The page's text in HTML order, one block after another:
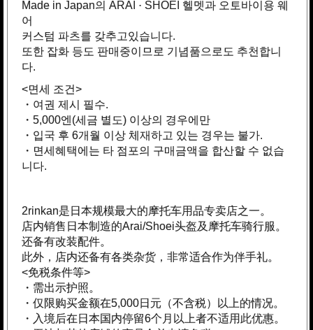
Made in Japan의 ARAI · SHOEI 헬멧과 오토바이용 웨
어
커스텀 파츠를 갖추고있습니다.
또한 잡화 등도 판매중이므로 기념품으로도 추천합니
다.
<면세 조건>
・여권 제시 필수.
・5,000엔(세금 별도) 이상의 경우에만
・입국 후 6개월 이상 체재하고 있는 경우는 불가.
・면세혜택에는 타 점포의 구매금액을 합산할 수 없습
니다.
2rinkan是日本规模最大的摩托车用品专卖店之一。
店内销售日本制造的Arai/Shoei头盔及摩托车骑行服。
还备有改装配件。
此外，店内还备有各类杂货，非常适合作为伴手礼。
<免税条件等>
・需出示护照。
・仅限购买金额在5,000日元（不含税）以上的情况。
・入境后在日本国内停留6个月以上者不适用此优惠。